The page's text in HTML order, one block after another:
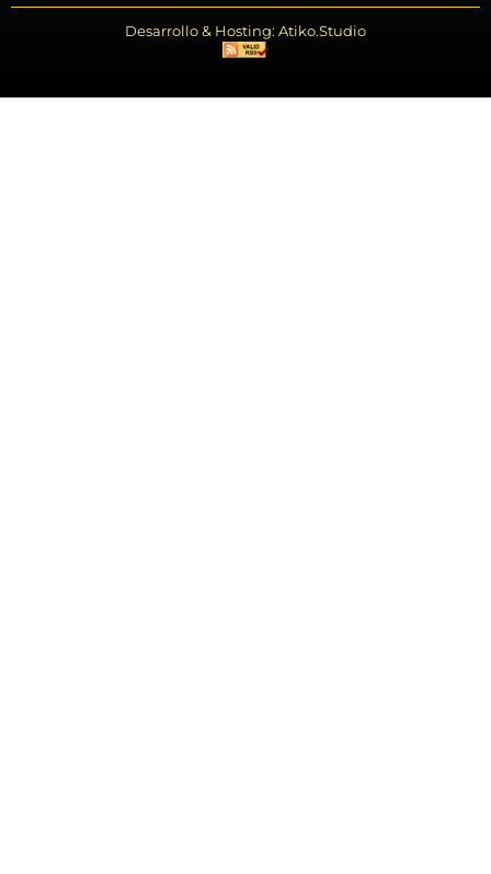
Desarrollo & Hosting: Atiko.Studio